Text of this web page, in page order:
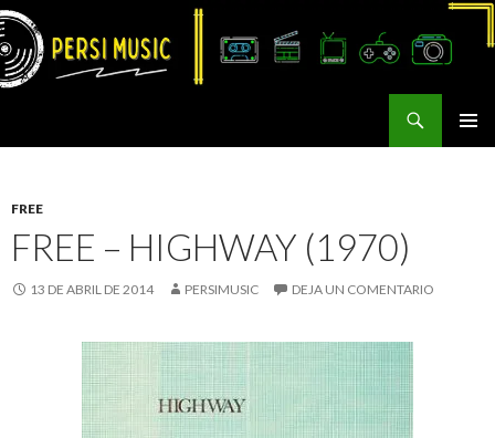
FREE
FREE – HIGHWAY (1970)
13 DE ABRIL DE 2014 PERSIMUSIC DEJA UN COMENTARIO